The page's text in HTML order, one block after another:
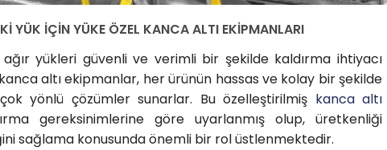
YÜK İÇİN YÜKE ÖZEL KANCA ALTI EKİPMANLARI
yükleri güvenli ve verimli bir şekilde kaldırma ihtiyacı
altı ekipmanlar, her ürünün hassas ve kolay bir şekilde
çok yönlü çözümler sunarlar. Bu özelleştirilmiş kanca altı
gereksinimlerine göre uyarlanmış olup, üretkenliği
sağlama konusunda önemli bir rol üstlenmektedir.